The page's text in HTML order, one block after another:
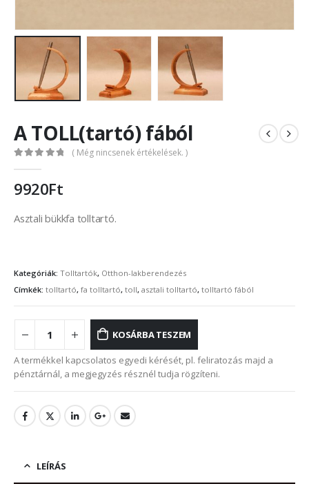
A TOLL(tartó) fából
( Még nincsenek értékelések. )
9920Ft
Asztali bükkfa tolltartó.
Kategóriák: Tolltartók, Otthon-lakberendezés
Címkék: tolltartó, fa tolltartó, toll, asztali tolltartó, tolltartó fából
KOSÁRBA TESZEM
A termékkel kapcsolatos egyedi kérését, pl. feliratozás majd a
pénztárnál, a megjegyzés résznél tudja rögzíteni.
LEÍRÁS